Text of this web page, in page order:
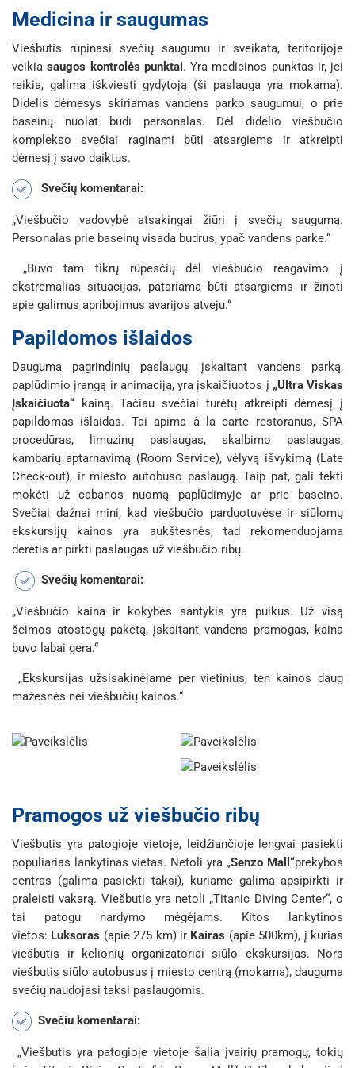
Medicina ir saugumas
Viešbutis rūpinasi svečių saugumu ir sveikata, teritorijoje
veikiasaugos kontrolės punktai. Yra medicinos punktas ir, jei
reikia, galima iškviesti gydytoją (ši paslauga yra mokama).
Didelis dėmesys skiriamas vandens parko saugumui, o prie
baseinų nuolat budi personalas. Dėl didelio viešbučio
komplekso svečiai raginami būti atsargiems ir atkreipti
dėmesį į savo daiktus.
Svečių komentarai:
„Viešbučio vadovybė atsakingai žiūri į svečių saugumą.
Personalas prie baseinų visada budrus, ypač vandens parke.“
„Buvo tam tikrų rūpesčių dėl viešbučio reagavimo į
ekstremalias situacijas, patariama būti atsargiems ir žinoti
apie galimus apribojimus avarijos atveju.“
Papildomos išlaidos
Dauguma pagrindinių paslaugų, įskaitant vandens parką,
paplūdimio įrangą ir animaciją, yra įskaičiuotos į „Ultra Viskas
Įskaičiuota“ kainą. Tačiau svečiai turėtų atkreipti dėmesį į
papildomas išlaidas. Tai apima à la carte restoranus, SPA
procedūras, limuzinų paslaugas, skalbimo paslaugas,
kambarių aptarnavimą (Room Service), vėlyvą išvykimą (Late
Check-out), ir miesto autobuso paslaugą. Taip pat, gali tekti
mokėti užcabanos nuomą paplūdimyje ar prie baseino.
Svečiai dažnai mini, kad viešbučio parduotuvėse ir siūlomų
ekskursijų kainos yra aukštesnės, tad rekomenduojama
derėtis ar pirkti paslaugas už viešbučio ribų.
Svečių komentarai:
„Viešbučio kaina ir kokybės santykis yra puikus. Už visą
šeimos atostogų paketą, įskaitant vandens pramogas, kaina
buvo labai gera.“
„Ekskursijas užsisakinėjame per vietinius, ten kainos daug
mažesnės nei viešbučių kainos.“
Pramogos už viešbučio ribų
Viešbutis yra patogioje vietoje, leidžiančioje lengvai pasiekti
populiarias lankytinas vietas. Netoli yra „Senzo Mall“prekybos
centras (galima pasiekti taksi), kuriame galima apsipirkti ir
praleisti vakarą. Viešbutis yra netoli „Titanic Diving Center“, o
tai patogu nardymo mėgėjams. Kitos lankytinos
vietos: Luksoras (apie 275 km) ir Kairas (apie 500km), į kurias
viešbutis ir kelionių organizatoriai siūlo ekskursijas. Nors
viešbutis siūlo autobusus į miesto centrą (mokama), dauguma
svečių naudojasi taksi paslaugomis.
Svečiu komentarai:
„Viešbutis yra patogioje vietoje šalia įvairių pramogų, tokių